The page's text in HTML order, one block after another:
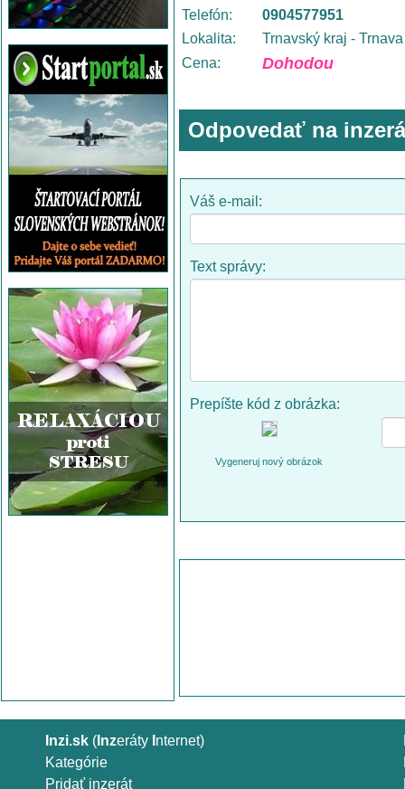
Telefón:
0904577951
Lokalita:
Trnavský kraj - Trnava
Cena:
Dohodou
Odpovedať na
Váš e-mail:
Text správy:
Prepíšte kód z obrázka:
Vygeneruj nový obrázok
Inzi.sk ( Inzeráty nternet)
Kategórie
Pridať inzerát